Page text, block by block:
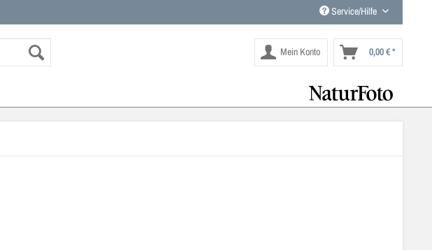
Service/Hilfe
Mein Konto 0,00 € *